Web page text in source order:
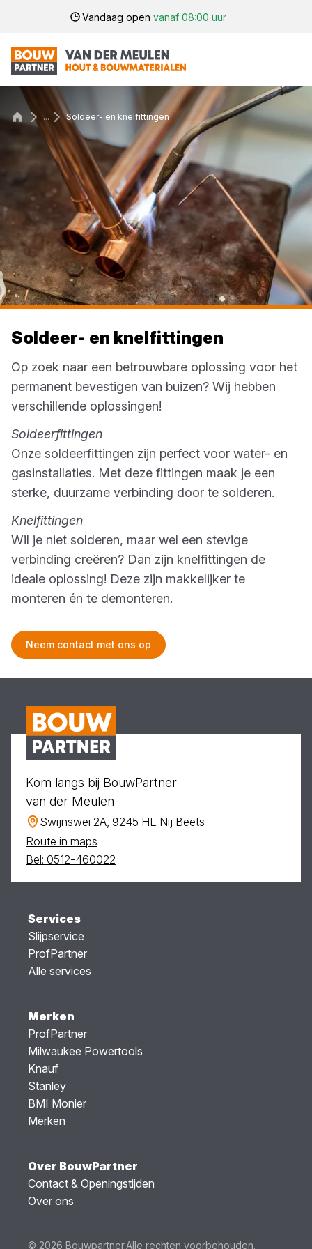
Vandaag open vanaf 08:00 uur
... Soldeer- en knelfittingen
Soldeer- en knelfittingen
Op zoek naar een betrouwbare oplossing voor het
permanent bevestigen van buizen? Wij hebben
verschillende oplossingen!
Soldeerfittingen
Onze soldeerfittingen zijn perfect voor water- en
gasinstallaties. Met deze fittingen maak je een
sterke, duurzame verbinding door te solderen.
Knelfittingen
Wil je niet solderen, maar wel een stevige
verbinding creëren? Dan zijn knelfittingen de
ideale oplossing! Deze zijn makkelijker te
monteren én te demonteren.
Neem contact met ons op
Kom langs bij BouwPartner
van der Meulen
Swijnswei 2A, 9245 HE Nij Beets
Route in maps
Bel: 0512-460022
Services
Slijpservice
ProfPartner
Alle services
Merken
ProfPartner
Milwaukee Powertools
Knauf
Stanley
BMI Monier
Merken
Over BouwPartner
Contact & Openingstijden
Over ons
© 2026 Bouwpartner.Alle rechten voorbehouden.